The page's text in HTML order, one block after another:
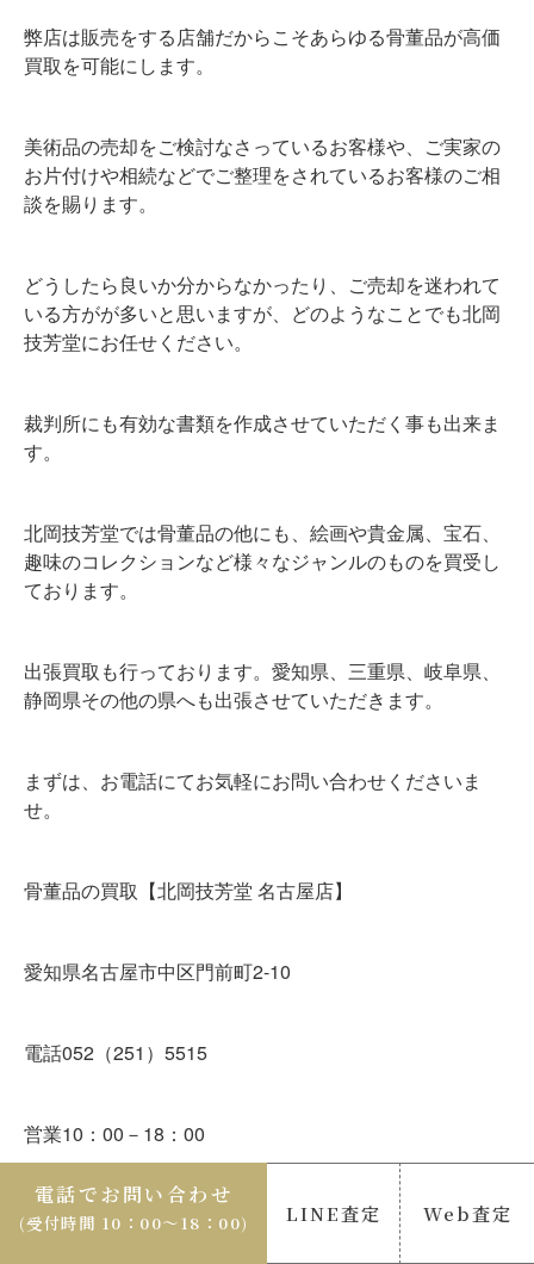
弊店は販売をする店舗だからこそあらゆる骨董品が高価
買取を可能にします。
美術品の売却をご検討なさっているお客様や、ご実家の
お片付けや相続などでご整理をされているお客様のご相
談を賜ります。
どうしたら良いか分からなかったり、ご売却を迷われて
いる方がが多いと思いますが、どのようなことでも北岡
技芳堂にお任せください。
裁判所にも有効な書類を作成させていただく事も出来ま
す。
北岡技芳堂では骨董品の他にも、絵画や貴金属、宝石、
趣味のコレクションなど様々なジャンルのものを買受し
ております。
出張買取も行っております。愛知県、三重県、岐阜県、
静岡県その他の県へも出張させていただきます。
まずは、お電話にてお気軽にお問い合わせくださいま
せ。
骨董品の買取【北岡技芳堂 名古屋店】
愛知県名古屋市中区門前町2-10
電話052（251）5515
営業10：00－18：00
« 前の記事
電話でお問い合わせ
(受付時間 10：00〜18：00) LINE査定 Web査定